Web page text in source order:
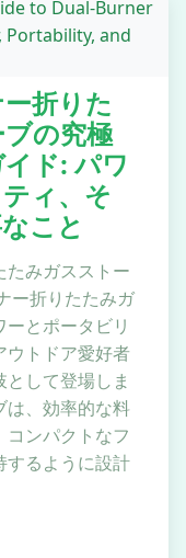
折りた
の究極
ド: パワ
ィ、そ
こと
たみガスストー
ー折りたたみガ
とポータビリ
ウトドア愛好者
して登場しま
は、効率的な料
ンパクトなフ
するように設計